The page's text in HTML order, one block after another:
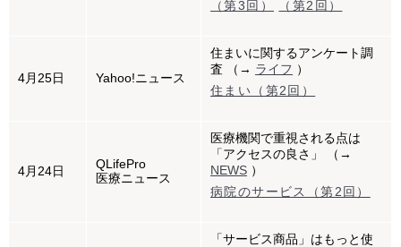
（第3回）
（第2回）
4月25日 Yahoo!ニュース
住まいに関するアンケート調
査 （→ ライフ ）
住まい（第2回）
4月24日
QLifePro
医療ニュース
医療機関で重視される点は
「アクセスの良さ」 （→
NEWS ）
病院のサービス（第2回）
「サービス商品」はもっと使